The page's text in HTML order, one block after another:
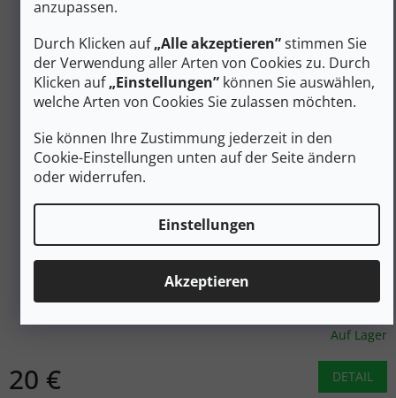
anzupassen.
Durch Klicken auf„Alle akzeptieren”stimmen Sie
der Verwendung aller Arten von Cookies zu. Durch
Klicken auf„Einstellungen” können Sie auswählen,
welche Arten von Cookies Sie zulassen möchten.
Sie können Ihre Zustimmung jederzeit in den
Cookie-Einstellungen unten auf der Seite ändern
oder widerrufen.
Einstellungen
Akzeptieren
INJINJI Fingersocken OUTDOOR MIDWEIGHT MERINO
MINI CREW schiefer - grau
Auf Lager
20 € DETAIL